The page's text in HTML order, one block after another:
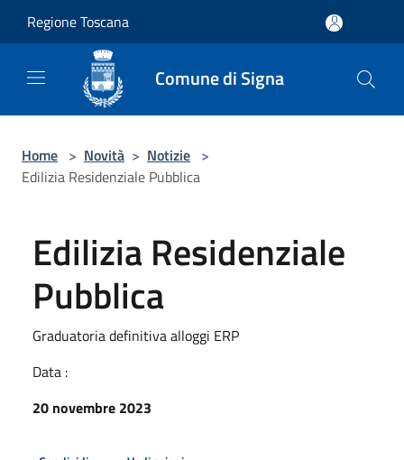
Regione Toscana
Comune di Signa
Home > Novità > Notizie >
Edilizia Residenziale Pubblica
Edilizia Residenziale
Pubblica
Graduatoria definitiva alloggi ERP
Data :
20 novembre 2023